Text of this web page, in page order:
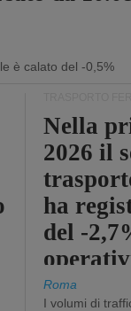
è calato del -0,5%
Nella
2026 il
ha
del -
Roma
I volumi di